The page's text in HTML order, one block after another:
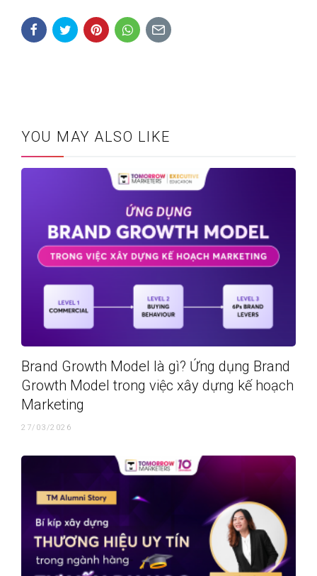
YOU MAY ALSO LIKE
Brand Growth Model là gì? Ứng dụng Brand
Growth Model trong việc xây dựng kế hoạch
Marketing
27/03/2026